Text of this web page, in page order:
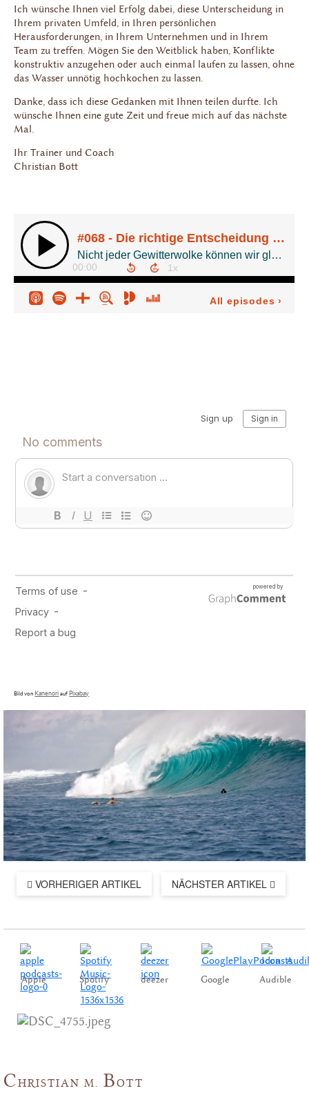
Ich wünsche Ihnen viel Erfolg dabei, diese Unterscheidung in
Ihrem privaten Umfeld, in Ihren persönlichen
Herausforderungen, in Ihrem Unternehmen und in Ihrem
Team zu treffen. Mögen Sie den Weitblick haben, Konflikte
konstruktiv anzugehen oder auch einmal laufen zu lassen, ohne
das Wasser unnötig hochkochen zu lassen.
Danke, dass ich diese Gedanken mit Ihnen teilen durfte. Ich
wünsche Ihnen eine gute Zeit und freue mich auf das nächste
Mal.
Ihr Trainer und Coach
Christian Bott
Bild von Kanenori auf Pixabay
VORHERIGER ARTIKEL NÄCHSTER ARTIKEL
Apple Spotify deezer Google Audible
CHRISTIAN M. BOTT